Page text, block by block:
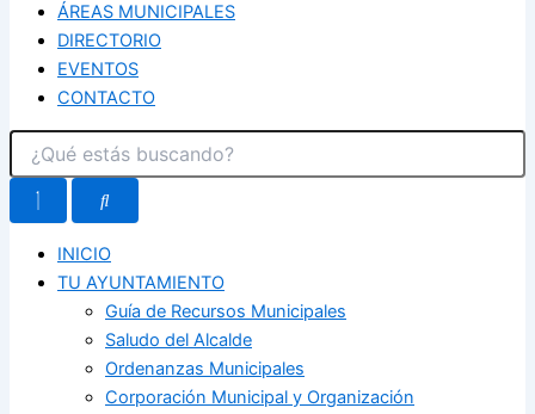
ÁREAS MUNICIPALES
DIRECTORIO
EVENTOS
CONTACTO
INICIO
TU AYUNTAMIENTO
Guía de Recursos Municipales
Saludo del Alcalde
Ordenanzas Municipales
Corporación Municipal y Organización